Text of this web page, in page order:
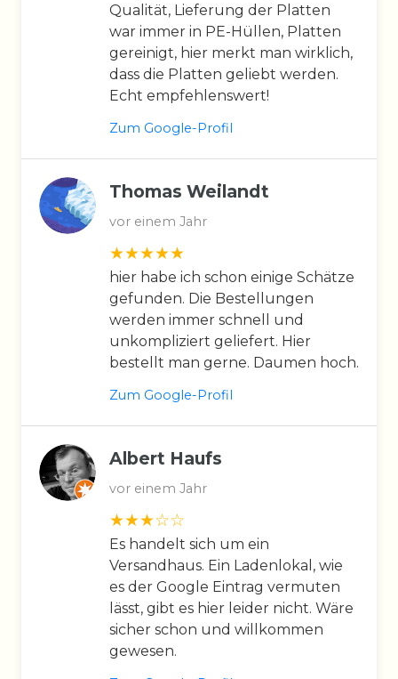
Qualität, Lieferung der Platten
war immer in PE-Hüllen, Platten
gereinigt, hier merkt man wirklich,
dass die Platten geliebt werden.
Echt empfehlenswert!
Zum Google-Profil
Thomas Weilandt
vor einem Jahr
hier habe ich schon einige Schätze
gefunden. Die Bestellungen
werden immer schnell und
unkompliziert geliefert. Hier
bestellt man gerne. Daumen hoch.
Zum Google-Profil
Albert Haufs
vor einem Jahr
Es handelt sich um ein
Versandhaus. Ein Ladenlokal, wie
es der Google Eintrag vermuten
lässt, gibt es hier leider nicht. Wäre
sicher schon und willkommen
gewesen.